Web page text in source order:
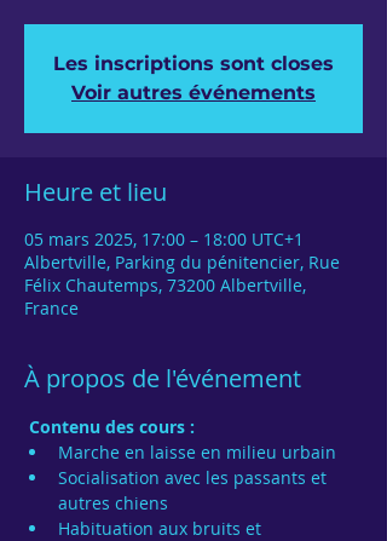
Les inscriptions sont closes
Voir autres événements
Heure et lieu
05 mars 2025, 17:00 – 18:00 UTC+1
Albertville, Parking du pénitencier, Rue
Félix Chautemps, 73200 Albertville,
France
À propos de l'événement
Contenu des cours :
Marche en laisse en milieu urbain
Socialisation avec les passants et
autres chiens
Habituation aux bruits et